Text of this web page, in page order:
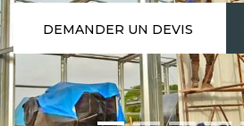
DEMANDER UN DEVIS